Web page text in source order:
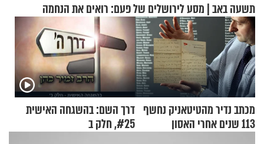
תשעה באב | מסע לירושלים של פעם: רואים את הנחמה
מכתב נדיר מהטיטאניק נחשף
113 שנים אחרי האסון
דרך השם: בהשגחה האישית
#25, חלק ב